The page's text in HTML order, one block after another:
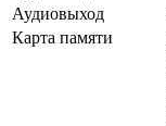
Аудиовыход
Карта памяти